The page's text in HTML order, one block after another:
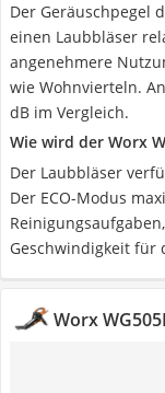
Der Geräuschpegel
einen Laubbläser
angenehmere
wie Wohnvierteln.
dB im Vergleich.
Wie wird der Worx
Der Laubbläser
Der ECO-Modus
Geschwindigkeit für
Worx